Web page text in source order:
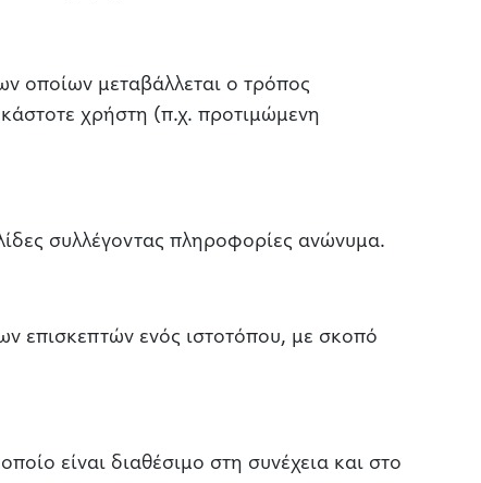
οποίων μεταβάλλεται ο τρόπος
χρήστη (π.χ. προτιμώμενη
συλλέγοντας πληροφορίες ανώνυμα.
επισκεπτών ενός ιστοτόπου, με σκοπό
είναι διαθέσιμο στη συνέχεια και στο